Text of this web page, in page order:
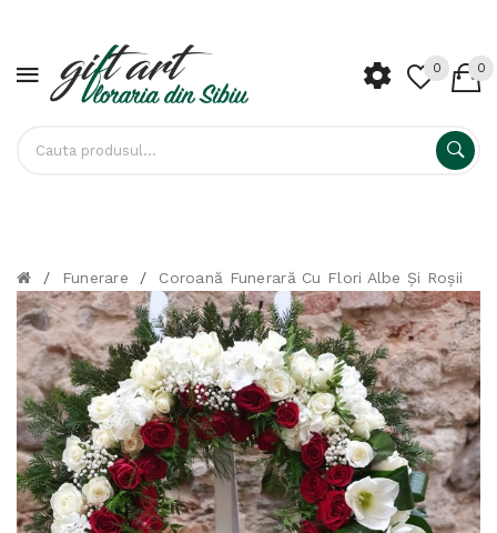
0 0
/ Funerare / Coroană Funerară Cu Flori Albe Și Roșii